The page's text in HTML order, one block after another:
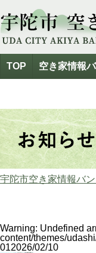
TOP 空き家情報
宇陀市空き家情報バン
Warning: Undefined
content/themes/
012026/02/10